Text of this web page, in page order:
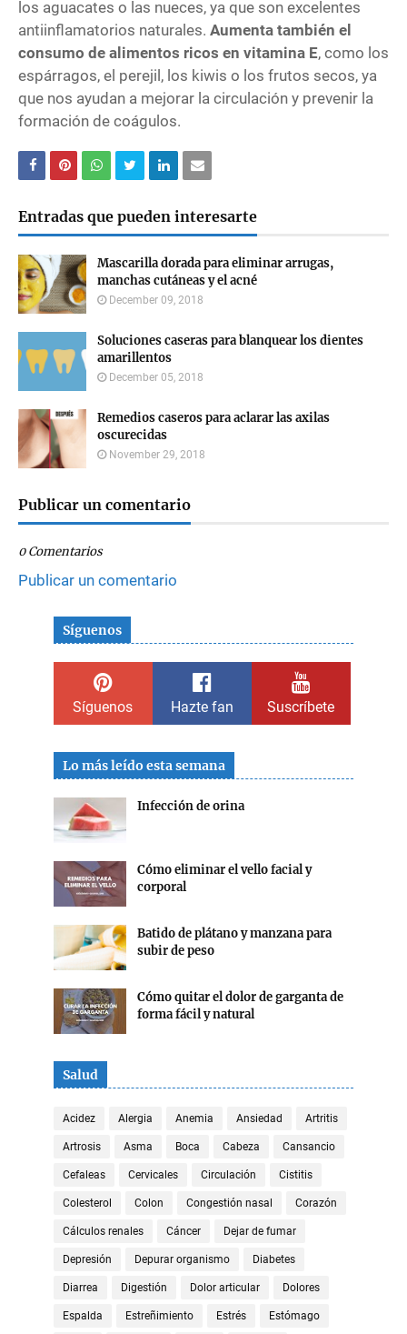
los aguacates o las nueces, ya que son excelentes
antiinflamatorios naturales. Aumenta también el
consumo de alimentos ricos en vitamina E, como los
espárragos, el perejil, los kiwis o los frutos secos, ya
que nos ayudan a mejorar la circulación y prevenir la
formación de coágulos.
Entradas que pueden interesarte
Mascarilla dorada para eliminar arrugas,
manchas cutáneas y el acné
December 09, 2018
Soluciones caseras para blanquear los dientes
amarillentos
December 05, 2018
Remedios caseros para aclarar las axilas
oscurecidas
November 29, 2018
Publicar un comentario
0 Comentarios
Publicar un comentario
Síguenos
Síguenos Hazte fan Suscríbete
Lo más leído esta semana
Infección de orina
Cómo eliminar el vello facial y
corporal
Batido de plátano y manzana para
subir de peso
Cómo quitar el dolor de garganta de
forma fácil y natural
Salud
Acidez Alergia Anemia Ansiedad Artritis
Artrosis Asma Boca Cabeza Cansancio
Cefaleas Cervicales Circulación Cistitis
Colesterol Colon Congestión nasal Corazón
Cálculos renales Cáncer Dejar de fumar
Depresión Depurar organismo Diabetes
Diarrea Digestión Dolor articular Dolores
Espalda Estreñimiento Estrés Estómago